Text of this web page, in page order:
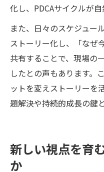
化し、PDCAサイクルが
また、日々のスケジュー
ストーリー化し、「なぜ
共有することで、現場の
したとの声もあります。
ットを変えストーリーを
題解決や持続的成長の鍵
新しい視点を育
か